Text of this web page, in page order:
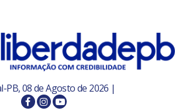
PB, 08 de Agosto de 2026 |